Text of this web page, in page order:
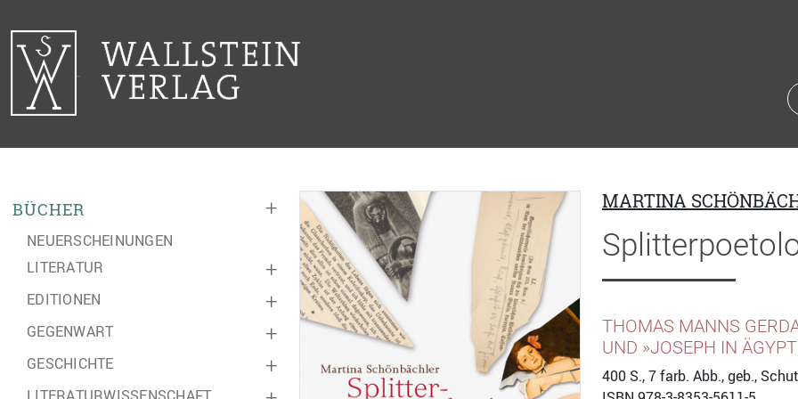
+
BÜCHER
NEUERSCHEINUNGEN
+
LITERATUR
+
EDITIONEN
+
GEGENWART
+
GESCHICHTE
MARTINA
THOMAS MANNS
UND »JOSEPH IN
400 S., 7 farb. Abb., geb.,